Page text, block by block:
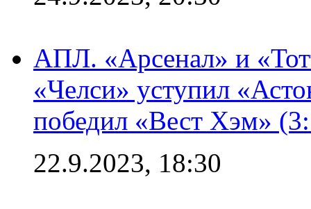
АПЛ. «Арсенал» и
«Челси» уступил
победил «Вест Хэм»
22.9.2023, 18:30